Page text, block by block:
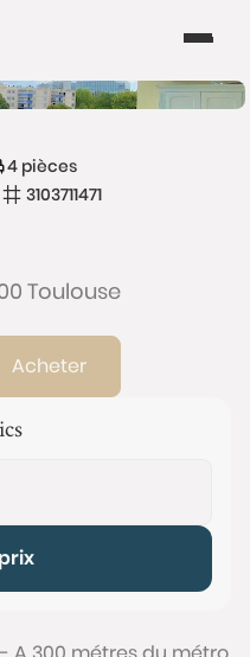
4 pièces
3103711471
Toulouse
Acheter